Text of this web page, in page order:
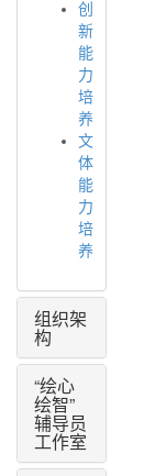
创
新
能
力
培
养
文
体
能
力
培
养
组织架
构
“绘心
绘智”
辅导员
工作室